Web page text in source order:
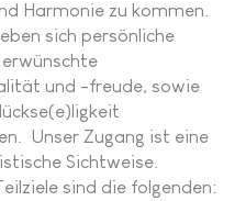
Harmonie zu kommen.
sich persönliche
und -freude, sowie
Unser Zugang ist eine
Sichtweise.
sind die folgenden: